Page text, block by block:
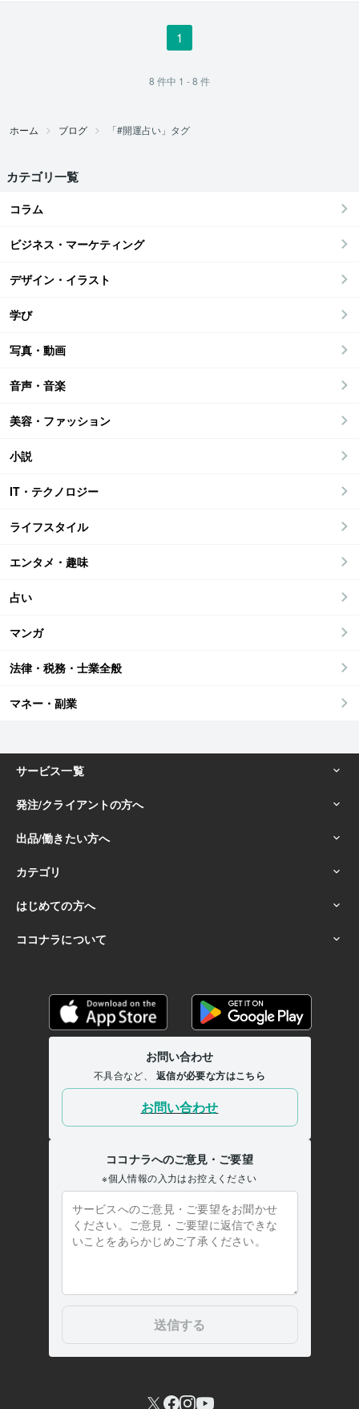
1
8 件中 1 - 8 件
ホーム ブログ 「#開運占い」タグ
カテゴリ一覧
コラム
ビジネス・マーケティング
デザイン・イラスト
学び
写真・動画
音声・音楽
美容・ファッション
小説
IT・テクノロジー
ライフスタイル
エンタメ・趣味
占い
マンガ
法律・税務・士業全般
マネー・副業